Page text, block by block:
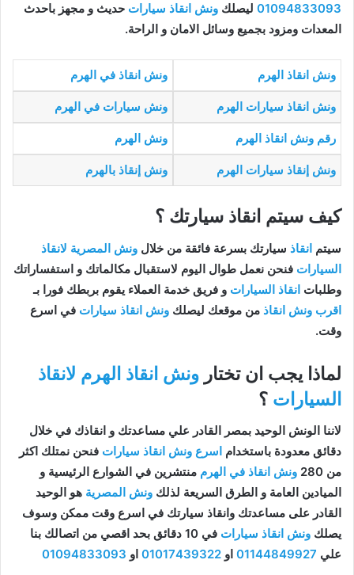
01094833093 ليصلك ونش انقاذ سيارات حديث و مجهز باحدث
المعدات ومزود بجميع وسائل الامان و الراحة.
ونش انقاذ الهرم ونش انقاذ في الهرم
ونش انقاذ سيارات الهرم ونش سيارات في الهرم
رقم ونش انقاذ الهرم ونش الهرم
ونش إنقاذ سيارات الهرم ونش إنقاذ بالهرم
كيف سيتم انقاذ سيارتك ؟
سيتم انقاذ سيارتك بسرعة فائقة من خلال ونش المصرية لانقاذ
السيارات فنحن نعمل طوال اليوم لاستقبال مكالماتك و استفساراتك
وطلبات انقاذ السيارات و فريق خدمة العملاء يقوم بربطك فورا بـ
اقرب ونش انقاذ من موقعك ليصلك ونش انقاذ سيارات في اسرع
وقت.
لماذا يجب ان تختار ونش انقاذ الهرم لانقاذ
السيارات ؟
لاننا الونش الوحيد بمصر القادر علي مساعدتك و انقاذك في خلال
دقائق معدودة باستخدام اسرع ونش انقاذ سيارات فنحن نمتلك اكثر
من 280
ونش انقاذ في الهرم منتشرين في الشوارع الرئيسية و
الميادين العامة و الطرق السريعة لذلك ونش المصرية هو الوحيد
القادر على مساعدتك وانقاذ سيارتك في اسرع وقت ممكن وسوف
يصلك ونش انقاذ سيارات
في 10 دقائق بحد اقصي من اتصالك بنا
علي 01144849927 او 01017439322 او 01094833093